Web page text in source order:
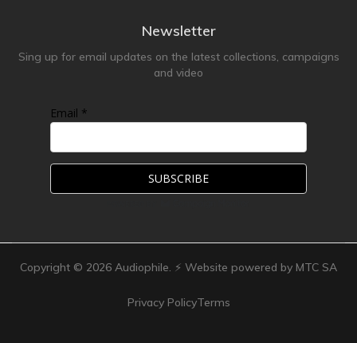
Newsletter
Sing up for email updates on the latest collections, campaigns
and video
Email *
Copyright © 2026 Audiophile. ⚡ Website powered by MTC SA
Privacy PolicyTerms